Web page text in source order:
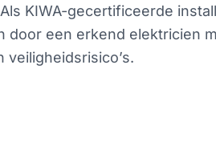
KIWA-gecertificeerde
door een erkend elektricien